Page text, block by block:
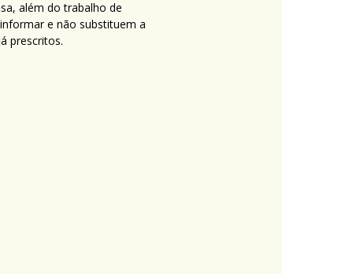
além do trabalho de
e não substituem a
prescritos.